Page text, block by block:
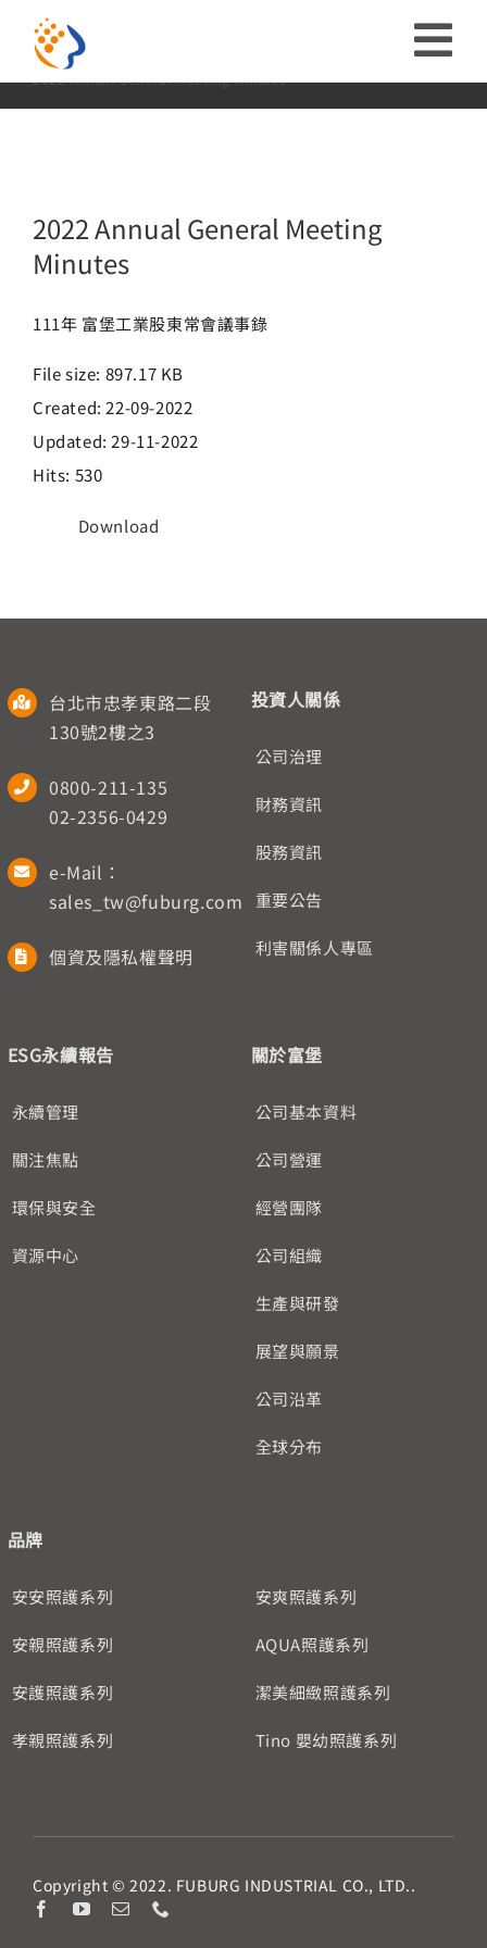
內
收
關於富堡
2022 Annual General Meeting Minutes
Home: 首頁
2022 Annual General Meeting Minutes
2022 Annual General Meeting
Minutes
111年 富堡工業股東常會議事錄
File size: 897.17 KB
Created: 22-09-2022
Updated: 29-11-2022
Hits: 530
Download
台北市忠孝東路二段
130號2樓之3
0800-211-135
02-2356-0429
e-Mail：
sales_tw@fuburg.com
個資及隱私權聲明
投資人關係
公司治理
財務資訊
股務資訊
重要公告
利害關係人專區
ESG永續報告
永續管理
關注焦點
環保與安全
資源中心
關於富堡
公司基本資料
公司營運
經營團隊
公司組織
生產與研發
展望與願景
公司沿革
全球分布
品牌
安安照護系列
安親照護系列
安護照護系列
孝親照護系列
安爽照護系列
AQUA照護系列
潔美細緻照護系列
Tino 嬰幼照護系列
Copyright © 2022. FUBURG INDUSTRIAL CO., LTD..